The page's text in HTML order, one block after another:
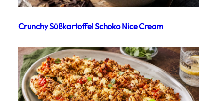
Crunchy Süßkartoffel Schoko Nice Cream